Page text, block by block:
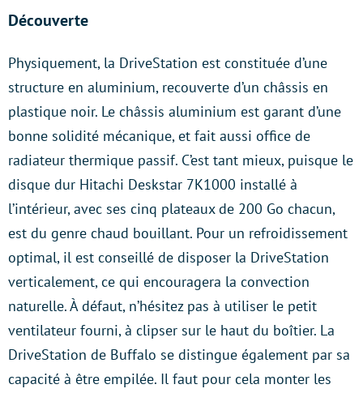
Découverte
Physiquement, la DriveStation est constituée d’une
structure en aluminium, recouverte d’un châssis en
plastique noir. Le châssis aluminium est garant d’une
bonne solidité mécanique, et fait aussi office de
radiateur thermique passif. C’est tant mieux, puisque le
disque dur Hitachi Deskstar 7K1000 installé à
l’intérieur, avec ses cinq plateaux de 200 Go chacun,
est du genre chaud bouillant. Pour un refroidissement
optimal, il est conseillé de disposer la DriveStation
verticalement, ce qui encouragera la convection
naturelle. À défaut, n’hésitez pas à utiliser le petit
ventilateur fourni, à clipser sur le haut du boîtier. La
DriveStation de Buffalo se distingue également par sa
capacité à être empilée. Il faut pour cela monter les